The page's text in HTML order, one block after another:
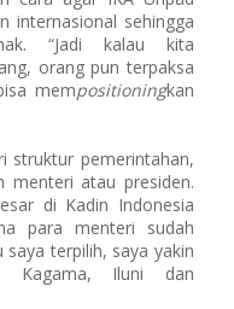
internasional sehingga
“Jadi kalau kita
orang pun terpaksa
mempositioningkan
struktur pemerintahan,
menteri atau presiden.
di Kadin Indonesia
para menteri sudah
saya terpilih, saya yakin
Kagama, Iluni dan